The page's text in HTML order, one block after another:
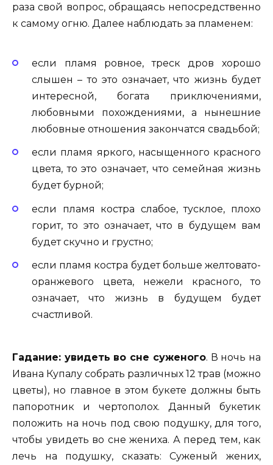
раза свой вопрос, обращаясь непосредственно
к самому огню. Далее наблюдать за пламенем:
если пламя ровное, треск дров хорошо
слышен – то это означает, что жизнь будет
интересной, богата приключениями,
любовными похождениями, а нынешние
любовные отношения закончатся свадьбой;
если пламя яркого, насыщенного красного
цвета, то это означает, что семейная жизнь
будет бурной;
если пламя костра слабое, тусклое, плохо
горит, то это означает, что в будущем вам
будет скучно и грустно;
если пламя костра будет больше желтовато-
оранжевого цвета, нежели красного, то
означает, что жизнь в будущем будет
счастливой.
Гадание: увидеть во сне суженого. В ночь на
Ивана Купалу собрать различных 12 трав (можно
цветы), но главное в этом букете должны быть
папоротник и чертополох. Данный букетик
положить на ночь под свою подушку, для того,
чтобы увидеть во сне жениха. А перед тем, как
лечь на подушку, сказать: Суженый жених,